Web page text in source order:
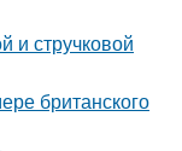
и стручковой
британского